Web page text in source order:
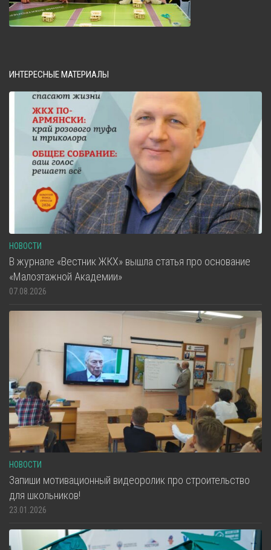
ИНТЕРЕСНЫЕ МАТЕРИАЛЫ
НОВОСТИ
В журнале «Вестник ЖКХ» вышла статья про основание
«Малоэтажной Академии»
07.08.2026
НОВОСТИ
Запиши мотивационный видеоролик про строительство
для школьников!
23.01.2026